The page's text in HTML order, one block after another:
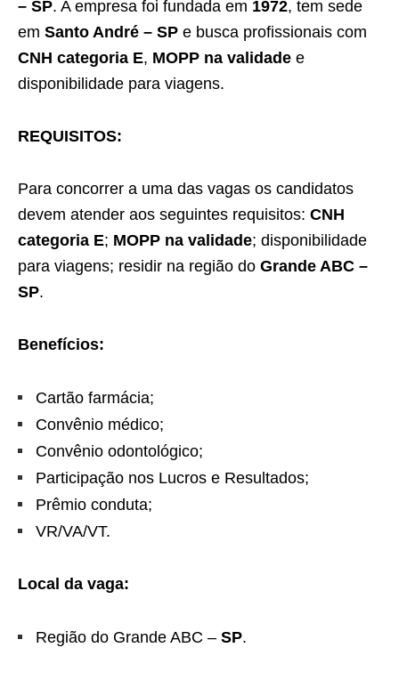
– SP. A empresa foi fundada em 1972, tem sede
em Santo André – SP e busca profissionais com
CNH categoria E, MOPP na validade e
disponibilidade para viagens.
REQUISITOS:
Para concorrer a uma das vagas os candidatos
devem atender aos seguintes requisitos: CNH
categoria E; MOPP na validade; disponibilidade
para viagens; residir na região do Grande ABC –
SP.
Benefícios:
Cartão farmácia;
Convênio médico;
Convênio odontológico;
Participação nos Lucros e Resultados;
Prêmio conduta;
VR/VA/VT.
Local da vaga:
Região do Grande ABC – SP.